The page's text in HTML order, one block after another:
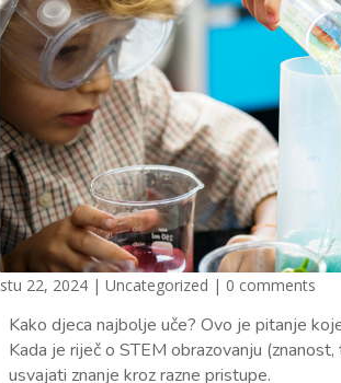
stu 22, 2024 |Uncategorized | 0 comments
Kako djeca najbolje uče? Ovo je pitanje
Kada je riječ o STEM obrazovanju
usvajati znanje kroz razne pristupe.